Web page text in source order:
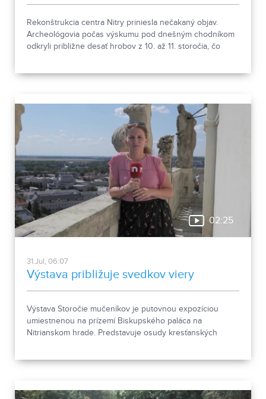
Rekonštrukcia centra Nitry priniesla nečakaný objav.
Archeológovia počas výskumu pod dnešným chodníkom
odkryli približne desať hrobov z 10. až 11. storočia, čo
02:25
31.Jul, 06:07
Výstava približuje svedkov viery
Výstava Storočie mučeníkov je putovnou expozíciou
umiestnenou na prízemí Biskupského paláca na
Nitrianskom hrade. Predstavuje osudy kresťanských